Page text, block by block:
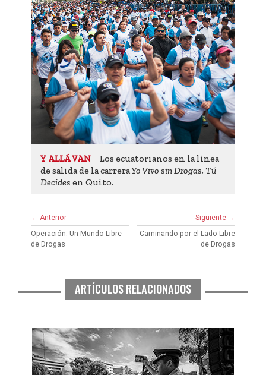
Y ALLÁ VAN
Los ecuatorianos en la línea
de salida de la carreraYo Vivo sin Drogas, Tú
Decides en Quito.
← Anterior
Operación: Un Mundo Libre
de Drogas
Siguiente →
Caminando por el Lado Libre
de Drogas
ARTÍCULOS RELACIONADOS